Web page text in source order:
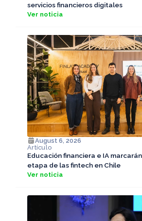
servicios financieros digitales
Ver noticia
August 6, 2026
Artículo
Educación financiera e IA
etapa de las fintech en Chile
Ver noticia